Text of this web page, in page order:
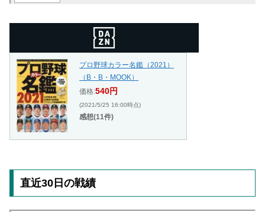
プロ野球カラー名鑑（2021）
（B・B・MOOK）
価格:540円
(2021/5/25 16:00時点)
感想(11件)
直近30日の戦績